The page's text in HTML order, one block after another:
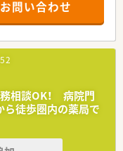
、今後も店舗展開をして
ただける環境がございま
導入済みです。
お問い合わせ
相談OK！ 病院門
徒歩圏内の薬局で